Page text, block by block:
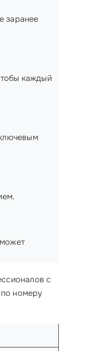
заранее
каждый
с
номеру